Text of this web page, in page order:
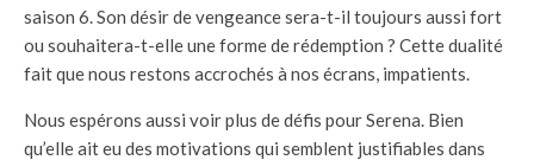
saison 6. Son désir de vengeance sera-t-il toujours aussi fort
ou souhaitera-t-elle une forme de rédemption ? Cette dualité
fait que nous restons accrochés à nos écrans, impatients.
Nous espérons aussi voir plus de défis pour Serena. Bien
qu’elle ait eu des motivations qui semblent justifiables dans